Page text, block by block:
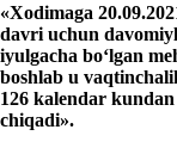
«Xodimaga 20.09.
davri uchun
iyulgacha boʻlgan
boshlab u vaqtincha
126 kalendar kun
chiqadi».